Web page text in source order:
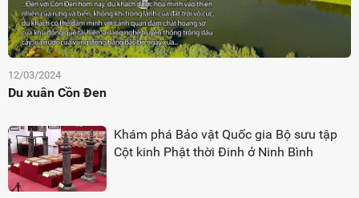
12/03/2024
Du xuân Cồn Đen
Khám phá Bảo vật Quốc gia Bộ sưu tập
Cột kinh Phật thời Đinh ở Ninh Bình